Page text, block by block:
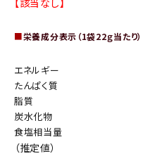
【該当なし】
■栄養成分表示（1袋22ｇ当たり）
エネルギー
たんぱく質
脂質
炭水化物
食塩相当量
（推定値）